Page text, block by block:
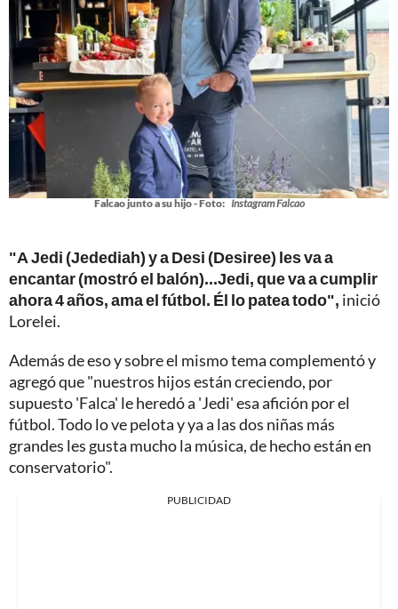
Falcao junto a su hijo - Foto: Instagram Falcao
"A Jedi (Jedediah) y a Desi (Desiree) les va a
encantar (mostró el balón)...Jedi, que va a cumplir
ahora 4 años, ama el fútbol. Él lo patea todo", inició
Lorelei.
Además de eso y sobre el mismo tema complementó y
agregó que "nuestros hijos están creciendo, por
supuesto 'Falca' le heredó a 'Jedi' esa afición por el
fútbol. Todo lo ve pelota y ya a las dos niñas más
grandes les gusta mucho la música, de hecho están en
conservatorio".
PUBLICIDAD